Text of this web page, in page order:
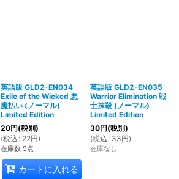
英語版 GLD2-EN034
Exile of the Wicked 悪
魔払い (ノーマル)
Limited Edition
20円(税別)
(税込 : 22円)
在庫数 5点
カートに入れる
英語版 GLD2-EN035
Warrior Elimination 戦
士抹殺 (ノーマル)
Limited Edition
30円(税別)
(税込 : 33円)
在庫なし